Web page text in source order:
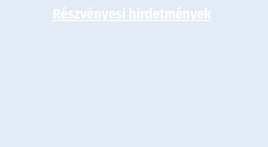
Részvényesi hirdetmények